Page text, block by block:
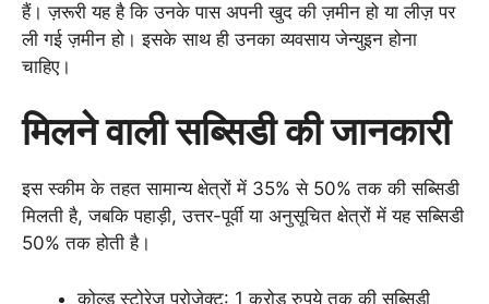
हैं। ज़रूरी यह है कि उनके पास अपनी खुद की ज़मीन हो या लीज़ पर
ली गई ज़मीन हो। इसके साथ ही उनका व्यवसाय जेन्युइन होना
चाहिए।
मिलने वाली सब्सिडी की जानकारी
इस स्कीम के तहत सामान्य क्षेत्रों में 35% से 50% तक की सब्सिडी
मिलती है, जबकि पहाड़ी, उत्तर-पूर्वी या अनुसूचित क्षेत्रों में यह सब्सिडी
50% तक होती है।
कोल्ड स्टोरेज प्रोजेक्ट: 1 करोड़ रुपये तक की सब्सिडी